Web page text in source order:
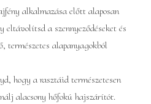
alkalmazása előtt alaposan
eltávolítsd a szennyeződéseket és
alapanyagokból
hogy a rasztáid természetesen
alacsony hőfokú hajszárítót.